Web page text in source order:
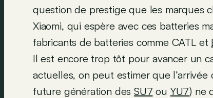
question de prestige que les marques
Xiaomi, qui espère avec ces batteries
fabricants de batteries comme CATL et
Il est encore trop tôt pour avancer un
actuelles, on peut estimer que
future génération desSU7 ou YU7) ne